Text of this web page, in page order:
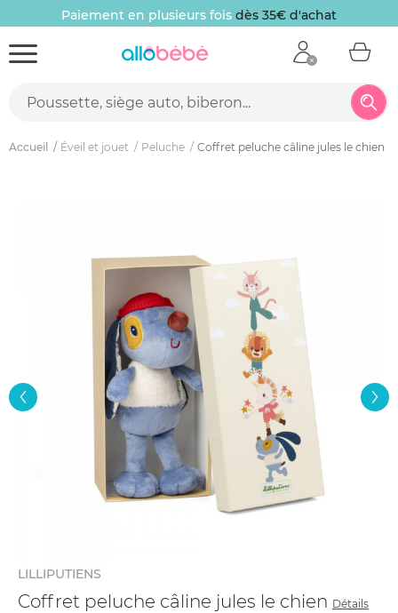
Paiement en plusieurs fois dès 35€ d'achat
Accueil Éveil et jouet Peluche Coffret peluche câline jules le chien
LILLIPUTIENS
Coffret peluche câline jules le chien Détails